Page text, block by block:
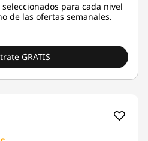
para cada nivel
de las ofertas semanales.
GRATIS